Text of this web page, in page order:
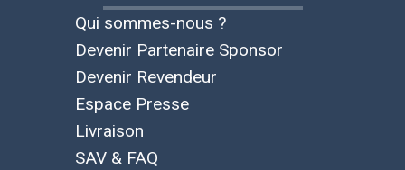
Qui sommes-nous ?
Devenir Partenaire Sponsor
Devenir Revendeur
Espace Presse
Livraison
SAV & FAQ